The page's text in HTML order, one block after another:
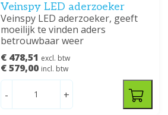
Veinspy LED aderzoeker
Veinspy LED aderzoeker, geeft
moeilijk te vinden aders
betrouwbaar weer
€ 478,51 excl. btw
€ 579,00 incl. btw
- +